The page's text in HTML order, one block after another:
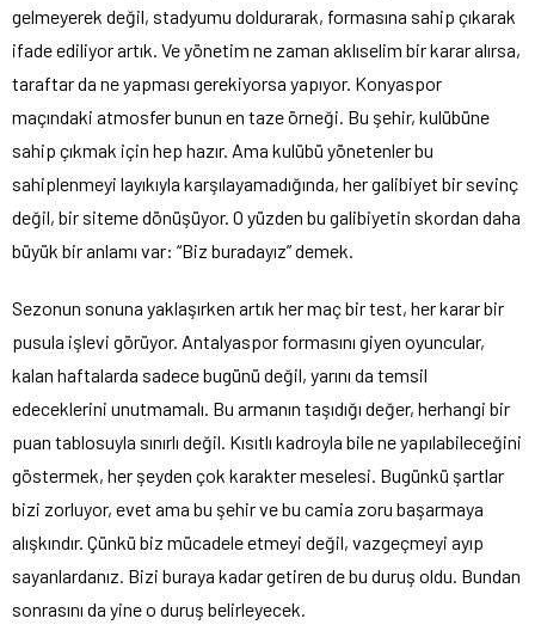
gelmeyerek değil, stadyumu doldurarak, formasına sahip çıkarak
ifade ediliyor artık. Ve yönetim ne zaman aklıselim bir karar alırsa,
taraftar da ne yapması gerekiyorsa yapıyor. Konyaspor
maçındaki atmosfer bunun en taze örneği. Bu şehir, kulübüne
sahip çıkmak için hep hazır. Ama kulübü yönetenler bu
sahiplenmeyi layıkıyla karşılayamadığında, her galibiyet bir sevinç
değil, bir siteme dönüşüyor. O yüzden bu galibiyetin skordan daha
büyük bir anlamı var: “Biz buradayız” demek.
Sezonun sonuna yaklaşırken artık her maç bir test, her karar bir
pusula işlevi görüyor. Antalyaspor formasını giyen oyuncular,
kalan haftalarda sadece bugünü değil, yarını da temsil
edeceklerini unutmamalı. Bu armanın taşıdığı değer, herhangi bir
puan tablosuyla sınırlı değil. Kısıtlı kadroyla bile ne yapılabileceğini
göstermek, her şeyden çok karakter meselesi. Bugünkü şartlar
bizi zorluyor, evet ama bu şehir ve bu camia zoru başarmaya
alışkındır. Çünkü biz mücadele etmeyi değil, vazgeçmeyi ayıp
sayanlardanız. Bizi buraya kadar getiren de bu duruş oldu. Bundan
sonrasını da yine o duruş belirleyecek.